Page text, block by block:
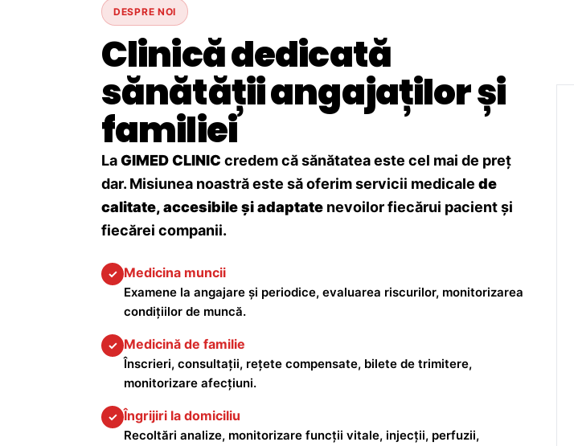
DESPRE NOI
Clinică dedicată
sănătății angajaților și
familiei
LaGIMED CLINIC credem că sănătatea este cel mai de preț
dar. Misiunea noastră este să oferim servicii medicale de
calitate, accesibile și adaptate nevoilor fiecărui pacient și
fiecărei companii.
✓ Medicina muncii
Examene la angajare și periodice, evaluarea riscurilor, monitorizarea
condițiilor de muncă.
✓ Medicină de familie
Înscrieri, consultații, rețete compensate, bilete de trimitere,
monitorizare afecțiuni.
✓ Îngrijiri la domiciliu
Recoltări analize, monitorizare funcții vitale, injecții, perfuzii,